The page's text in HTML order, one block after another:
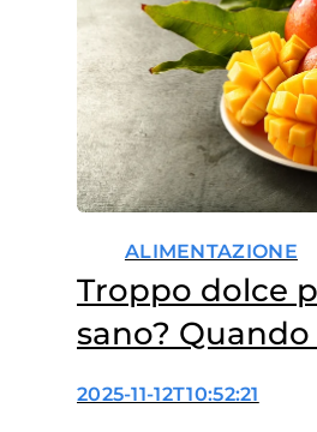
del farmaco per
terapia – non…
ALIMENTAZIONE
Troppo dolce
sano?
smentisce i
2025-11-12T10:52:21